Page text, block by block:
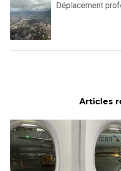
Déplacement
Articles